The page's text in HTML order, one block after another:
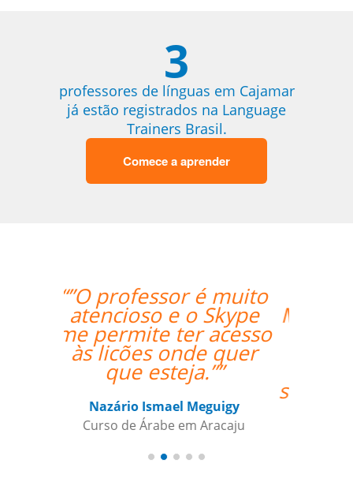
3
professores de línguas em Cajamar
já estão registrados na Language
Trainers Brasil.
Comece a aprender
“”Venho o professor
Marcus da Fonte. Além
de extremamente
qualificado para as
aulas, ele se mostrou
sempre comprometido
com nosso
aprendizado além de
condescendente com
nossos horários.””